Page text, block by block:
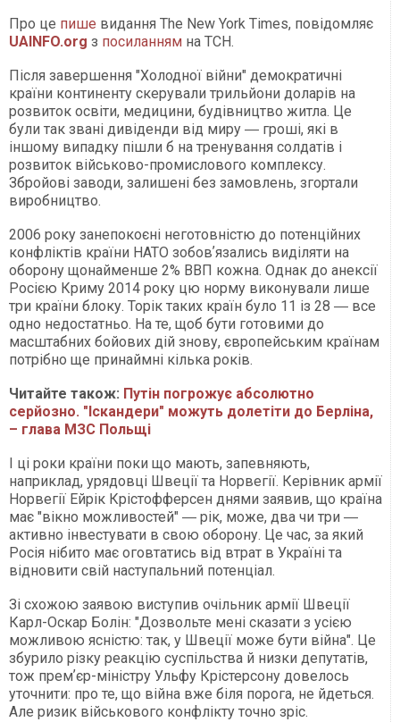
Про це пише видання The New York Times, повідомляє
UAINFO.org з посиланням на ТСН.
Після завершення "Холодної війни" демократичні
країни континенту скерували трильйони доларів на
розвиток освіти, медицини, будівництво житла. Це
були так звані дивіденди від миру ― гроші, які в
іншому випадку пішли б на тренування солдатів і
розвиток військово-промислового комплексу.
Збройові заводи, залишені без замовлень, згортали
виробництво.
2006 року занепокоєні неготовністю до потенційних
конфліктів країни НАТО зобовʼязались виділяти на
оборону щонайменше 2% ВВП кожна. Однак до анексії
Росією Криму 2014 року цю норму виконували лише
три країни блоку. Торік таких країн було 11 із 28 ― все
одно недостатньо. На те, щоб бути готовими до
масштабних бойових дій знову, європейським країнам
потрібно ще принаймні кілька років.
Читайте також: Путін погрожує абсолютно
серйозно. "Іскандери" можуть долетіти до Берліна,
– глава МЗС Польщі
І ці роки країни поки що мають, запевняють,
наприклад, урядовці Швеції та Норвегії. Керівник армії
Норвегії Ейрік Крістофферсен днями заявив, що країна
має "вікно можливостей" ― рік, може, два чи три ―
активно інвестувати в свою оборону. Це час, за який
Росія нібито має оговтатись від втрат в Україні та
відновити свій наступальний потенціал.
Зі схожою заявою виступив очільник армії Швеції
Карл-Оскар Болін: "Дозвольте мені сказати з усією
можливою ясністю: так, у Швеції може бути війна". Це
збурило різку реакцію суспільства й низки депутатів,
тож премʼєр-міністру Ульфу Крістерсону довелось
уточнити: про те, що війна вже біля порога, не йдеться.
Але ризик військового конфлікту точно зріс.